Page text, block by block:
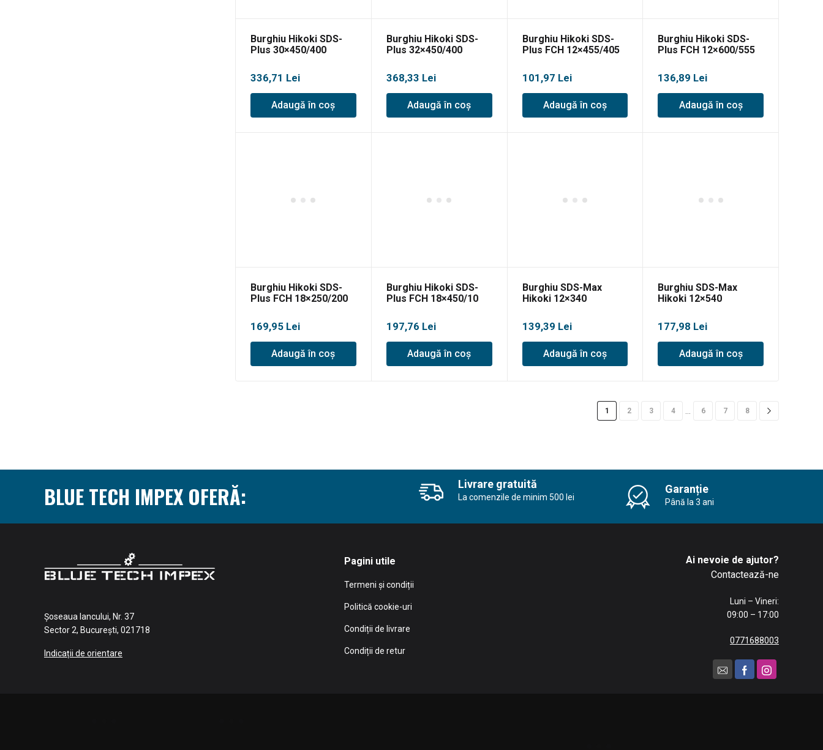
Burghiu Hikoki SDS-
Plus 30×450/400
336,71 Lei
Adaugă în coș
Burghiu Hikoki SDS-
Plus 32×450/400
368,33 Lei
Adaugă în coș
Burghiu Hikoki SDS-
Plus FCH 12×455/405
101,97 Lei
Adaugă în coș
Burghiu Hikoki SDS-
Plus FCH 12×600/555
136,89 Lei
Adaugă în coș
Burghiu Hikoki SDS-
Plus FCH 18×250/200
169,95 Lei
Adaugă în coș
Burghiu Hikoki SDS-
Plus FCH 18×450/10
197,76 Lei
Adaugă în coș
Burghiu SDS-Max
Hikoki 12×340
139,39 Lei
Adaugă în coș
Burghiu SDS-Max
Hikoki 12×540
177,98 Lei
Adaugă în coș
1 2 3 4 … 6 7 8
BLUE TECH IMPEX OFERĂ: Livrare gratuită
La comenzile de minim 500 lei
Garanție
Până la 3 ani
Șoseaua Iancului, Nr. 37
Sector 2, București, 021718
Indicații de orientare
Pagini utile
Termeni și condiții
Politică cookie-uri
Condiții de livrare
Condiții de retur
Ai nevoie de ajutor?
Contactează-ne
Luni – Vineri:
09:00 – 17:00
0771688003